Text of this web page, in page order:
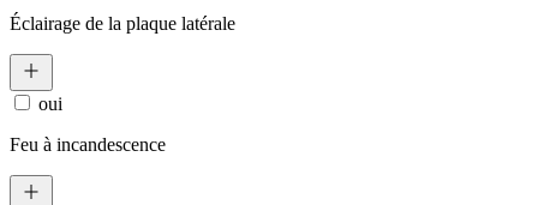
Éclairage de la plaque latérale
oui
Feu à incandescence